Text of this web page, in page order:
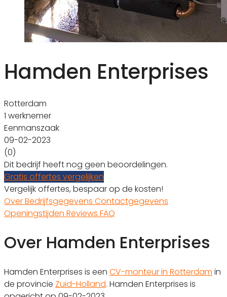
Hamden Enterprises
Rotterdam
1 werknemer
Eenmanszaak
09-02-2023
(0)
Dit bedrijf heeft nog geen beoordelingen.
Gratis offertes vergelijken
Vergelijk offertes, bespaar op de kosten!
OverBedrijfsgegevens Contactgegevens
Openingstijden Reviews FAQ
Over Hamden Enterprises
Hamden Enterprises is een CV-monteur in Rotterdam in
de provincie Zuid-Holland. Hamden Enterprises is